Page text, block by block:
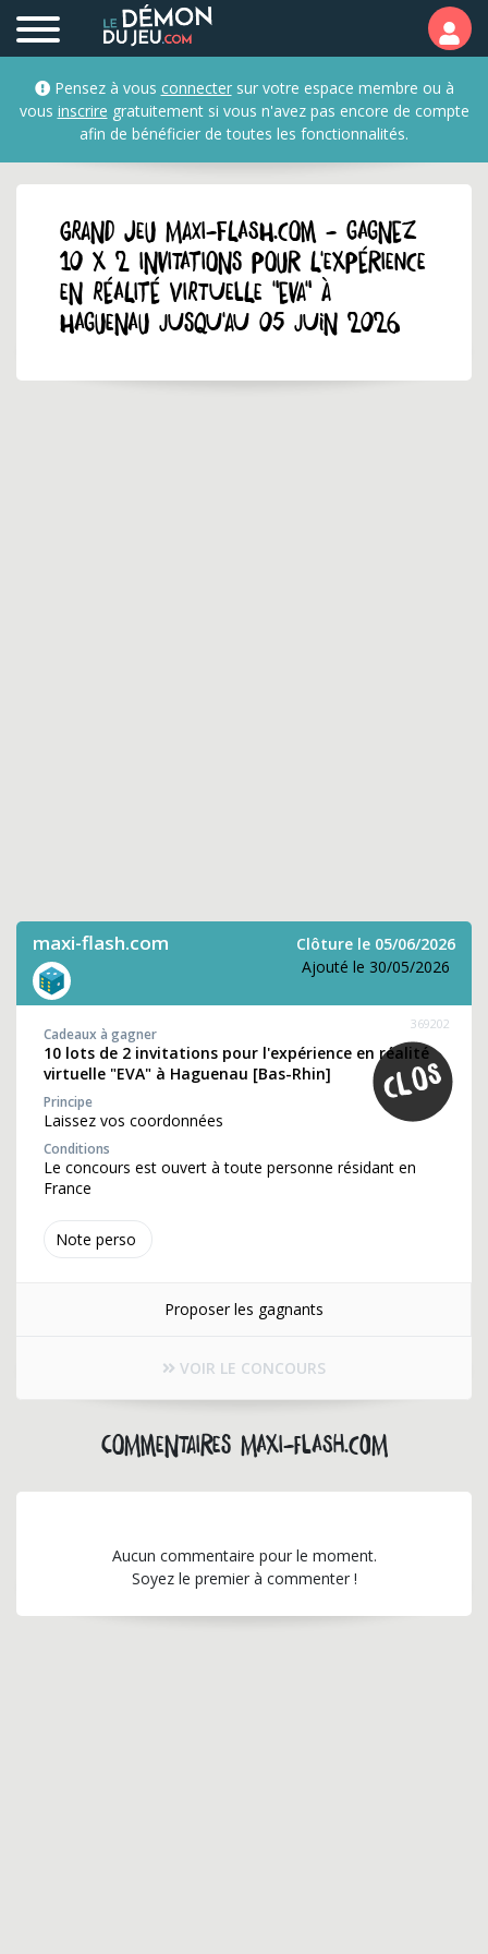
Pensez à vous connectersur votre espace membre ou à
vous inscrire gratuitement si vous n'avez pas encore de compte
afin de bénéficier de toutes les fonctionnalités.
GRAND JEU maxi-flash.com - Gagnez
10 x 2 invitations pour l'expérience
en réalité virtuelle "EVA" à
Haguenau jusqu'au 05 juin 2026
maxi-flash.com
Clôture le 05/06/2026
Ajouté le 30/05/2026
Note perso
369202
Cadeaux à gagner
10 lots de 2 invitations pour l'expérience en réalité
virtuelle "EVA" à Haguenau [Bas-Rhin]
Principe
Laissez vos coordonnées
Conditions
Le concours est ouvert à toute personne résidant en
France
Proposer les gagnants
VOIR LE CONCOURS
Commentaires maxi-flash.com
Aucun commentaire pour le moment.
Soyez le premier à commenter !